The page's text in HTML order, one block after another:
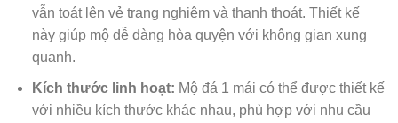
vẫn toát lên vẻ trang nghiêm và thanh thoát. Thiết kế
này giúp mộ dễ dàng hòa quyện với không gian xung
quanh.
Kích thước linh hoạt: Mộ đá 1 mái có thể được thiết kế
với nhiều kích thước khác nhau, phù hợp với nhu cầu